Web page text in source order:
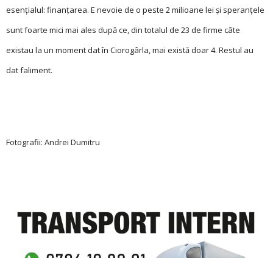
esenţialul: finanţarea. E nevoie de o peste 2 milioane lei şi speranţele
sunt foarte mici mai ales după ce, din totalul de 23 de firme câte
existau la un moment dat în Ciorogârla, mai există doar 4. Restul au
dat faliment.
Fotografii: Andrei Dumitru